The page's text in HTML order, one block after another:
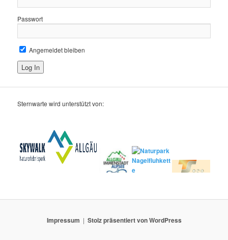
Passwort
Angemeldet bleiben
Sternwarte wird unterstützt von:
Impressum Stolz präsentiert von WordPress